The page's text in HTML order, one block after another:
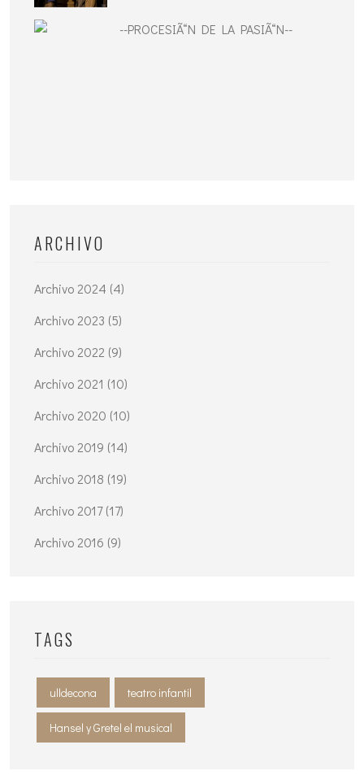
--PROCESIÃ“N DE LA PASIÃ“N--
ARCHIVO
Archivo 2024 (4)
Archivo 2023 (5)
Archivo 2022 (9)
Archivo 2021 (10)
Archivo 2020 (10)
Archivo 2019 (14)
Archivo 2018 (19)
Archivo 2017 (17)
Archivo 2016 (9)
TAGS
ulldecona teatro infantil
Hansel y Gretel el musical